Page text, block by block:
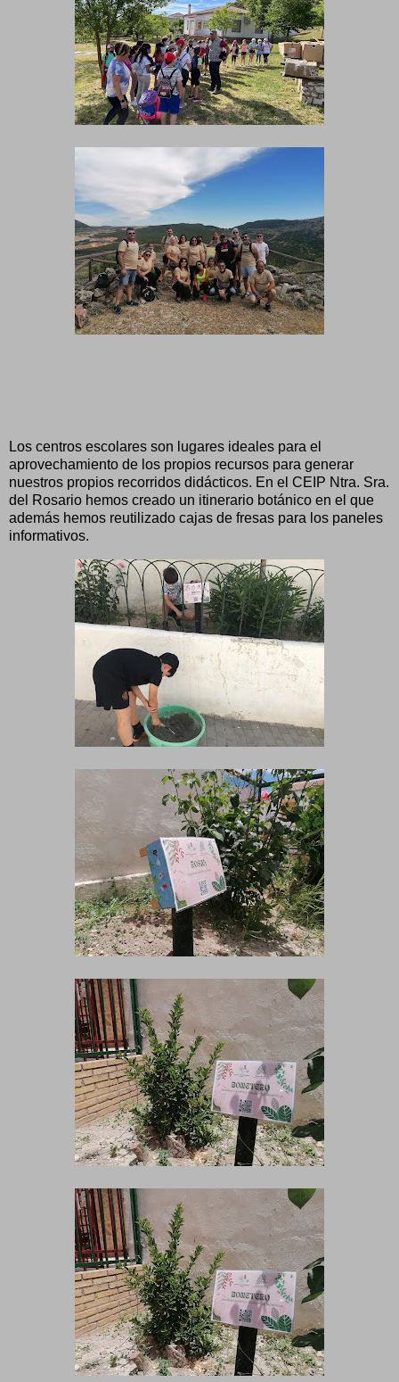
Los centros escolares son lugares ideales para el
aprovechamiento de los propios recursos para generar
nuestros propios recorridos didácticos. En el CEIP Ntra. Sra.
del Rosario hemos creado un itinerario botánico en el que
además hemos reutilizado cajas de fresas para los paneles
informativos.